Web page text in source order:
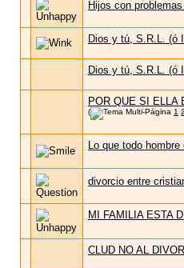
Hijos con
Dios y tú, S.R.L. (ó
Dios y tú, S.R.L. (ó
POR QUE SI ELLA
( 1 2
Lo que todo
divorcio entre
MI FAMILIA ESTA
CLUD NO AL